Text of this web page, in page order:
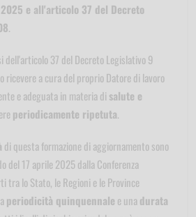
e all'articolo 37 del Decreto
.
37 del Decreto Legislativo 9
ricevere a cura del proprio Datore di lavoro
e adeguata in materia di salute e
periodicamente ripetuta.
di questa formazione di aggiornamento sono
del 17 aprile 2025 dalla Conferenza
tra lo Stato, le Regioni e le Province
periodicità quinquennale e una durata